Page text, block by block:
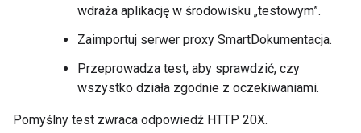
wdraża aplikację w środowisku „testowym”.
Zaimportuj serwer proxy SmartDokumentacja.
Przeprowadza test, aby sprawdzić, czy
wszystko działa zgodnie z oczekiwaniami.
Pomyślny test zwraca odpowiedź HTTP 20X.